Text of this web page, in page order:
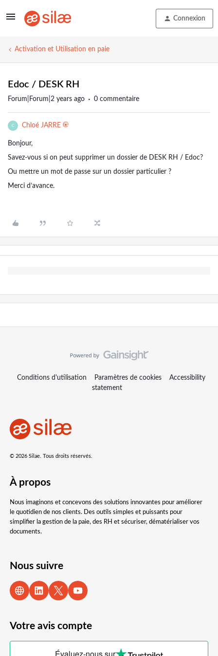
Connexion
Activation et Utilisation en paie
Edoc / DESK RH
Forum|Forum|2 years ago 0 commentaire
C Chloé JARRE
Bonjour,
Savez-vous si on peut supprimer un dossier de DESK RH / Edoc?
Ou mettre un mot de passe sur un dossier particulier ?
Merci d’avance.
Conditions d'utilisation Paramètres de cookies
Accessibility
statement
© 2026 Silae. Tous droits réservés.
À propos
Nous imaginons et concevons des solutions innovantes pour améliorer
le quotidien de nos clients. Des outils simples et puissants pour
simplifier la gestion de la paie, des RH et sécuriser, dématérialiser vos
documents.
Nous suivre
Votre avis compte